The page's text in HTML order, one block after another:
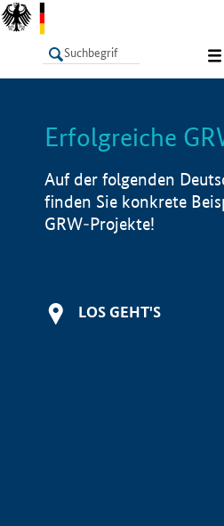
LISTE
Erfolgreiche
Auf der folgenden
finden Sie konkrete
GRW-Projekte!
LOS GEHT'S